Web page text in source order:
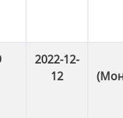
2022-12-
12